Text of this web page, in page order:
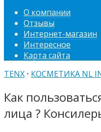
О компании
Отзывы
Интернет-магазин
Интересное
Карта сайта
TENX • КОСМЕТИКА NL
Как
лица ?